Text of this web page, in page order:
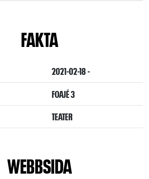
FAKTA
2021-02-18 -
FOAJÉ 3
TEATER
WEBBSIDA